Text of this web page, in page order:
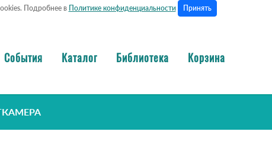
Подробнее в Политике конфиденциальности Принять
События Каталог Библиотека Корзина